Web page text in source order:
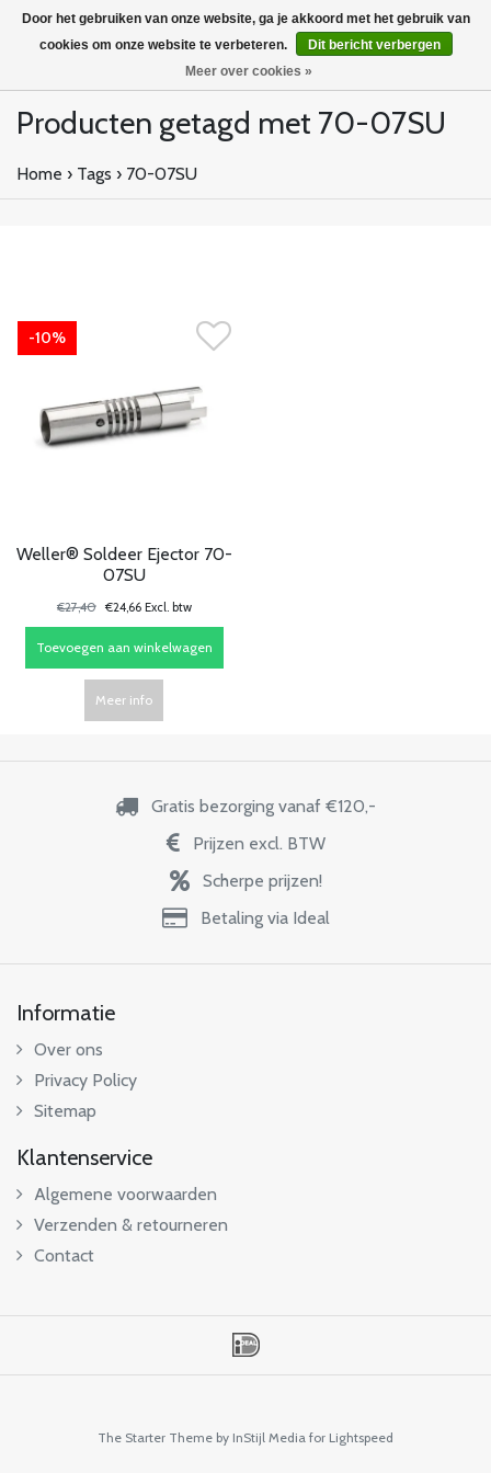
Producten getagd met 70-07SU
Home › Tags › 70-07SU
-10%
Weller® Soldeer Ejector 70-
07SU
€27,40 €24,66 Excl. btw
Toevoegen aan winkelwagen
Meer info
Gratis bezorging vanaf €120,-
Prijzen excl. BTW
Scherpe prijzen!
Betaling via Ideal
Informatie
Over ons
Privacy Policy
Sitemap
Klantenservice
Algemene voorwaarden
Verzenden & retourneren
Contact
The Starter Theme by InStijl Media for Lightspeed
Door het gebruiken van onze website, ga je akkoord met het gebruik van
cookies om onze website te verbeteren.
Dit bericht verbergen
Meer over cookies »